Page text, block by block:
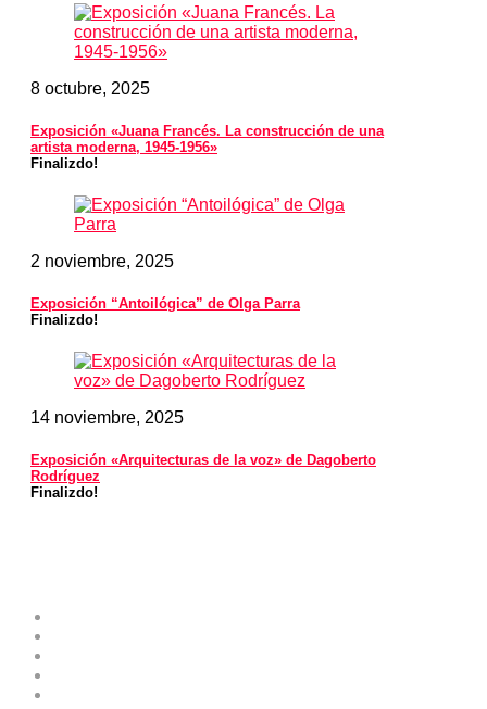
8 octubre, 2025
Exposición «Juana Francés. La construcción de una
artista moderna, 1945-1956»
Finalizdo!
2 noviembre, 2025
Exposición “Antoilógica” de Olga Parra
Finalizdo!
14 noviembre, 2025
Exposición «Arquitecturas de la voz» de Dagoberto
Rodríguez
Finalizdo!